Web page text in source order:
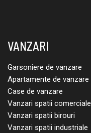
VANZARI
Garsoniere de vanzare
Apartamente de vanzare
Case de vanzare
Vanzari spatii comerciale
Vanzari spatii birouri
Vanzari spatii industriale